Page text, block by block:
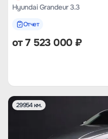
Hyundai Grandeur 3.3
Отчет
от7 523 000₽
29954 км.